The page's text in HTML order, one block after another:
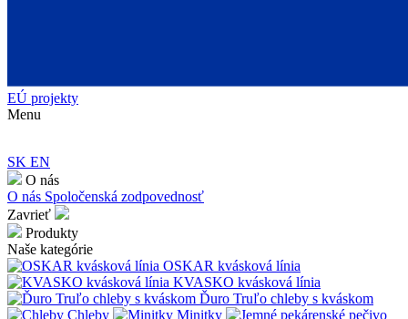
EÚ projekty
Menu
SK EN
O nás
O nás Spoločenská zodpovednosť
Zavrieť
Produkty
Naše kategórie
OSKAR kvásková línia
KVASKO kvásková línia
Ďuro Truľo chleby s kváskom
Chleby
Minitky